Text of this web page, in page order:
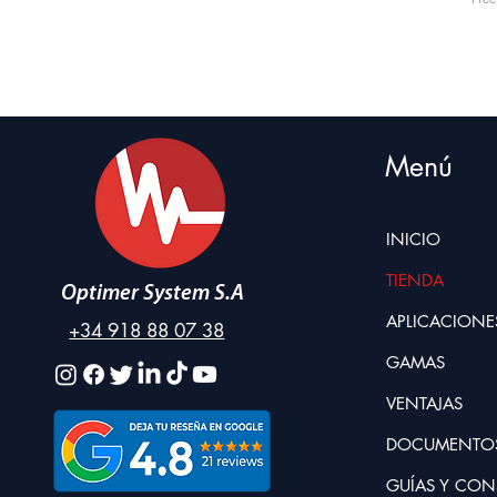
Optimer System S.A
+34 918 88 07 38
Menú
INICIO
TIENDA
GAMAS
VENTAJAS
GUÍAS Y